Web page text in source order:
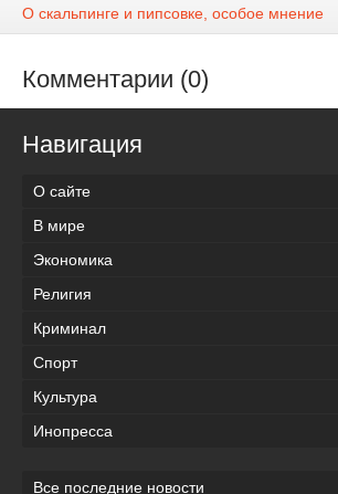
О скальпинге и пипсовке, особое мнение
Комментарии (0)
Навигация
О сайте
В мире
Экономика
Религия
Криминал
Спорт
Культура
Инопресса
Все последние новости